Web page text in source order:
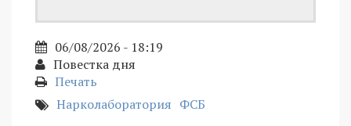
06/08/2026 - 18:19
Повестка дня
Печать
Нарколаборатория ФСБ